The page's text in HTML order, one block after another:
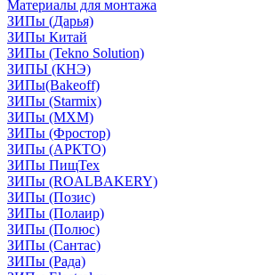
Материалы для монтажа
ЗИПы (Дарья)
ЗИПы Китай
ЗИПы (Tekno Solution)
ЗИПЫ (КНЭ)
ЗИПы(Bakeoff)
ЗИПы (Starmix)
ЗИПы (МХМ)
ЗИПы (Фростор)
ЗИПы (АРКТО)
ЗИПы ПищТех
ЗИПы (ROALBAKERY)
ЗИПы (Позис)
ЗИПы (Полаир)
ЗИПы (Полюс)
ЗИПы (Сантас)
ЗИПы (Рада)